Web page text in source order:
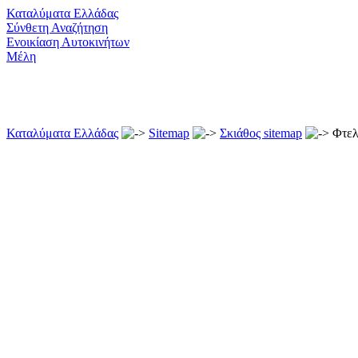
Καταλύματα Ελλάδας
Σύνθετη Αναζήτηση
Ενοικίαση Αυτοκινήτων
Μέλη
Καταλύματα Ελλάδας Sitemap Σκιάθος sitemap